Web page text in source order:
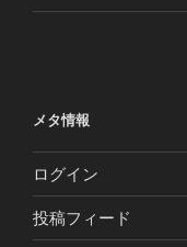
メタ情報
ログイン
投稿フィード